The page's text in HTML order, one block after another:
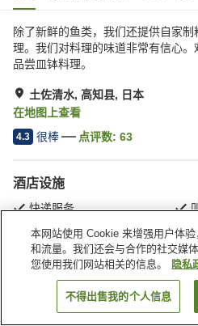
除了新鲜的鱼类，我们还提供自家
理。我们对料理的味道非常有信心。
品尝皿钵料理。
土佐清水, 高知县, 日本
在地图上查看
4.3 很棒 点评数: 63
酒店设施
快递服务
首页 日本 高知县 土佐清水
搜索客
本网站使用 Cookie 来增强用户体
和流量。我们还会与合作的社交媒
您使用我们网站相关的信息。
隐私
不得出售我的个人信息